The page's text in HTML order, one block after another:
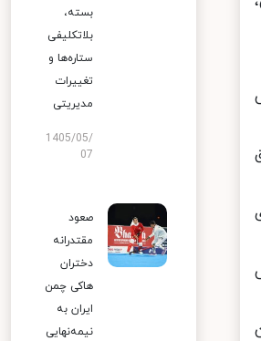
بسته،
بلاتکلیفی
ستاره‌ها و
تغییرات
مدیریتی
1405/05/
07
صعود
مقتدرانه
دختران
هاکی چمن
ایران به
نیمه‌نهایی